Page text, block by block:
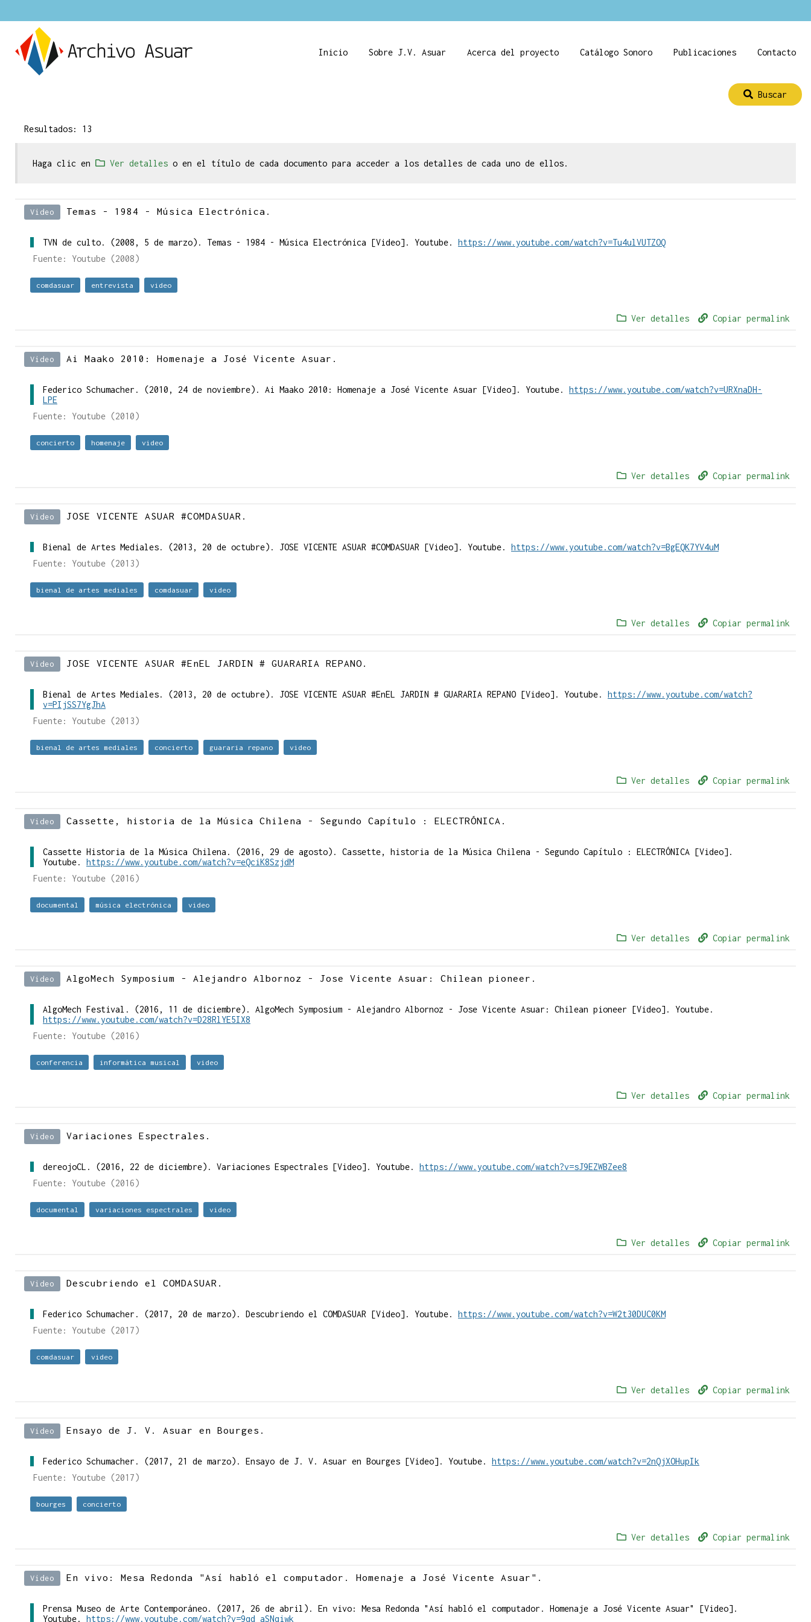
Inicio Sobre J.V. Asuar Acerca del proyecto Catálogo Sonoro Publicaciones Contacto
Buscar
Resultados: 13
Haga clic en Ver detalles o en el título de cada documento para acceder a los detalles de cada uno de ellos.
Video Temas - 1984 - Música Electrónica.
TVN de culto. (2008, 5 de marzo). Temas - 1984 - Música Electrónica [Video]. Youtube. https://www.youtube.com/watch?v=Tu4ulVUTZOQ
Fuente: Youtube (2008)
comdasuar entrevista video
Ver detalles Copiar permalink
Video Ai Maako 2010: Homenaje a José Vicente Asuar.
Federico Schumacher. (2010, 24 de noviembre). Ai Maako 2010: Homenaje a José Vicente Asuar [Video]. Youtube. https://www.youtube.com/watch?v=URXnaDH-
LPE
Fuente: Youtube (2010)
concierto homenaje video
Ver detalles Copiar permalink
Video JOSE VICENTE ASUAR #COMDASUAR.
Bienal de Artes Mediales. (2013, 20 de octubre). JOSE VICENTE ASUAR #COMDASUAR [Video]. Youtube. https://www.youtube.com/watch?v=BgEQK7YV4uM
Fuente: Youtube (2013)
bienal de artes mediales comdasuar video
Ver detalles Copiar permalink
Video JOSE VICENTE ASUAR #EnEL JARDIN # GUARARIA REPANO.
Bienal de Artes Mediales. (2013, 20 de octubre). JOSE VICENTE ASUAR #EnEL JARDIN # GUARARIA REPANO [Video]. Youtube. https://www.youtube.com/watch?
v=PIjSS7YgJhA
Fuente: Youtube (2013)
bienal de artes mediales concierto guararia repano video
Ver detalles Copiar permalink
Video Cassette, historia de la Música Chilena - Segundo Capítulo : ELECTRÓNICA.
Cassette Historia de la Música Chilena. (2016, 29 de agosto). Cassette, historia de la Música Chilena - Segundo Capítulo : ELECTRÓNICA [Video].
Youtube. https://www.youtube.com/watch?v=eQciK8SzjdM
Fuente: Youtube (2016)
documental música electrónica video
Ver detalles Copiar permalink
Video AlgoMech Symposium - Alejandro Albornoz - Jose Vicente Asuar: Chilean pioneer.
AlgoMech Festival. (2016, 11 de diciembre). AlgoMech Symposium - Alejandro Albornoz - Jose Vicente Asuar: Chilean pioneer [Video]. Youtube.
https://www.youtube.com/watch?v=D28RlYE5IX8
Fuente: Youtube (2016)
conferencia informática musical video
Ver detalles Copiar permalink
Video Variaciones Espectrales.
dereojoCL. (2016, 22 de diciembre). Variaciones Espectrales [Video]. Youtube. https://www.youtube.com/watch?v=sJ9EZWBZee8
Fuente: Youtube (2016)
documental variaciones espectrales video
Ver detalles Copiar permalink
Video Descubriendo el COMDASUAR.
Federico Schumacher. (2017, 20 de marzo). Descubriendo el COMDASUAR [Video]. Youtube. https://www.youtube.com/watch?v=W2t30DUC0KM
Fuente: Youtube (2017)
comdasuar video
Ver detalles Copiar permalink
Video Ensayo de J. V. Asuar en Bourges.
Federico Schumacher. (2017, 21 de marzo). Ensayo de J. V. Asuar en Bourges [Video]. Youtube. https://www.youtube.com/watch?v=2nQjXOHupIk
Fuente: Youtube (2017)
bourges concierto
Ver detalles Copiar permalink
Video En vivo: Mesa Redonda "Así habló el computador. Homenaje a José Vicente Asuar".
Prensa Museo de Arte Contemporáneo. (2017, 26 de abril). En vivo: Mesa Redonda "Así habló el computador. Homenaje a José Vicente Asuar" [Video].
Youtube. https://www.youtube.com/watch?v=9qd_aSNqiwk